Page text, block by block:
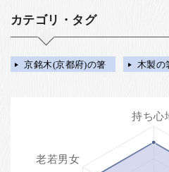
カテゴリ・タグ
京銘木(京都府)の箸 木製の